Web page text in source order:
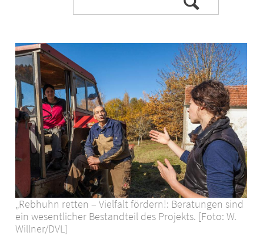
„Rebhuhn retten – Vielfalt fördern!: Beratungen sind
ein wesentlicher Bestandteil des Projekts. [Foto: W.
Willner/DVL]